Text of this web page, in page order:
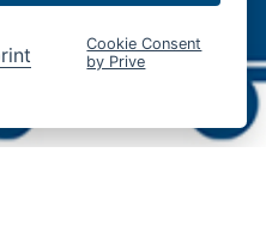
Cookie Consent
by Prive